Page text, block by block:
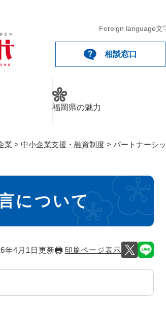
Foreign language文
相談窓口
福岡県の魅力
業 > 中小企業支援・融資制度 > パートナーシ
について
年4月1日更新 印刷ページ表示